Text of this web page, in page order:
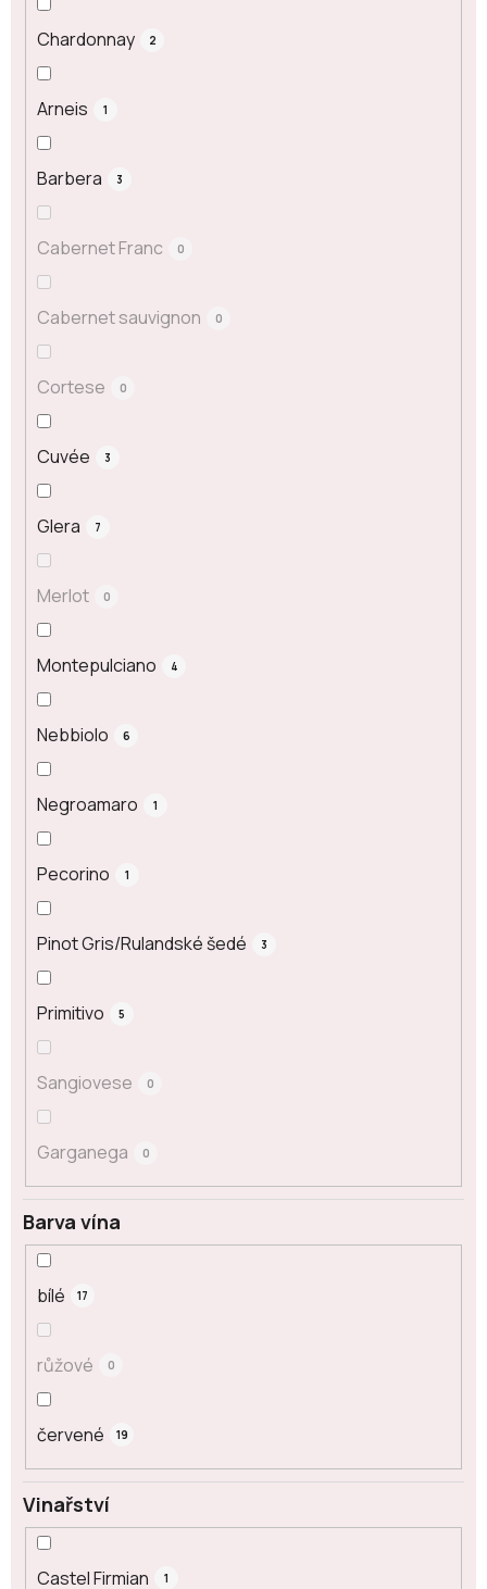
Chardonnay 2
Arneis 1
Barbera 3
Cabernet Franc 0
Cabernet sauvignon 0
Cortese 0
Cuvée 3
Glera 7
Merlot 0
Montepulciano 4
Nebbiolo 6
Negroamaro 1
Pecorino 1
Pinot Gris/Rulandské šedé 3
Primitivo 5
Sangiovese 0
Garganega 0
Barva vína
bílé 17
růžové 0
červené 19
Vinařství
Castel Firmian 1